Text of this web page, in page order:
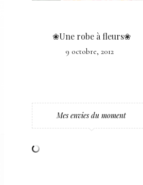
❀Une robe à fleurs❀
9 octobre, 2012
Mes envies du moment